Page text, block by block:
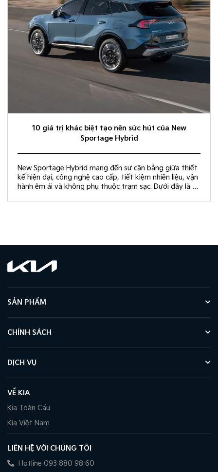
10 giá trị khác biệt tạo nên sức hút của New
Sportage Hybrid
New Sportage Hybrid mang đến sự cân bằng giữa thiết
kế hiện đại, công nghệ cao cấp, tiết kiệm nhiên liệu, vận
hành êm ái và không phụ thuộc trạm sạc. Dưới đây là 10
SẢN PHẨM
CHÍNH SÁCH
DỊCH VỤ
VỀ KIA
Kia Toàn Cầu
Kia Việt Nam
LIÊN HỆ VỚI CHÚNG TÔI
Hotline 093 880 98 60